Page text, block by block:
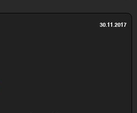
30.11.2017